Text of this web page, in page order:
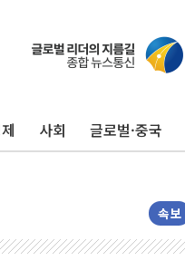
사회 글로벌·중국
속보